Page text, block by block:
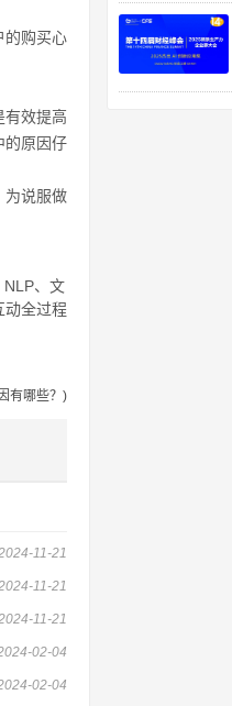
的购买心
有效提高
的原因仔
为说服做
NLP、文
动全过程
有哪些？)
11-21
11-21
11-21
02-04
02-04